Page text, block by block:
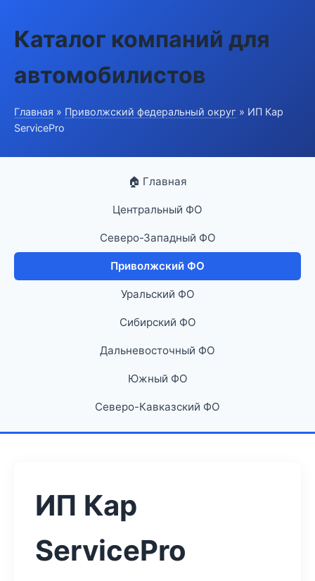
Каталог компаний для
автомобилистов
Главная » Приволжский федеральный округ » ИП Кар
ServicePro
🏠 Главная
Центральный ФО
Северо-Западный ФО
Приволжский ФО
Уральский ФО
Сибирский ФО
Дальневосточный ФО
Южный ФО
Северо-Кавказский ФО
ИП Кар
ServicePro